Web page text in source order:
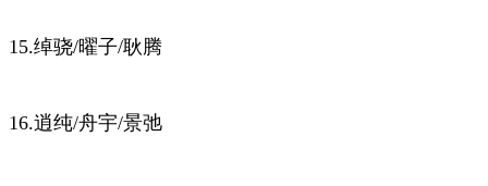
15.绰骁/曜子/耿腾
16.逍纯/舟宇/景弛